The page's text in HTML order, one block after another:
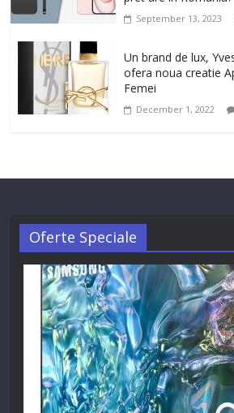
September 13, 2023
Un brand de lux,
ofera noua creatie
Femei
December 1, 2022
Oferte Speciale